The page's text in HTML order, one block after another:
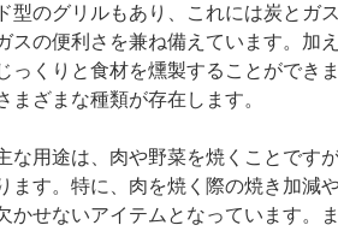
型のグリルもあり、これには炭とガ
スの便利さを兼ね備えています。加
っくりと食材を燻製することができ
まざまな種類が存在します。
な用途は、肉や野菜を焼くことです
ます。特に、肉を焼く際の焼き加減
かせないアイテムとなっています。